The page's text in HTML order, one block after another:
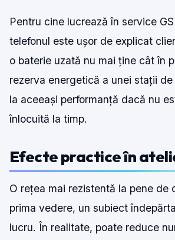
Pentru cine lucrează în service
telefonul este ușor de explicat
o baterie uzată nu mai ține cât în
rezerva energetică a unei stații
la aceeași performanță dacă nu
înlocuită la timp.
Efecte practice în
O rețea mai rezistentă la pene de
prima vedere, un subiect
lucru. În realitate, poate reduce